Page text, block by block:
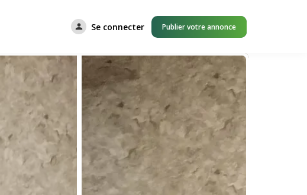
Se connecter Publier votre annonce